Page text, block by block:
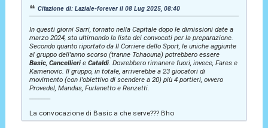
Citazione di: Laziale-forever il 08 Lug 2025, 08:40
In questi giorni Sarri, tornato nella Capitale dopo le dimissioni date a
marzo 2024, sta ultimando la lista dei convocati per la preparazione.
Secondo quanto riportato da Il Corriere dello Sport, le uniche aggiunte
al gruppo dell'anno scorso (tranne Tchaouna) potrebbero essere
Basic, Cancellierie Cataldi. Dovrebbero rimanere fuori, invece, Fares e
Kamenovic. Il gruppo, in totale, arriverebbe a 23 giocatori di
movimento (con l'obiettivo di scendere a 20) più 4 portieri, ovvero
Provedel, Mandas, Furlanetto e Renzetti.
La convocazione di Basic a che serve??? Bho